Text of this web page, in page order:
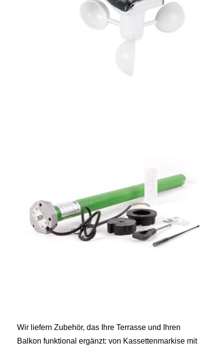
Wir liefern Zubehör, das Ihre Terrasse und Ihren
Balkon funktional ergänzt: von Kassettenmarkise mit